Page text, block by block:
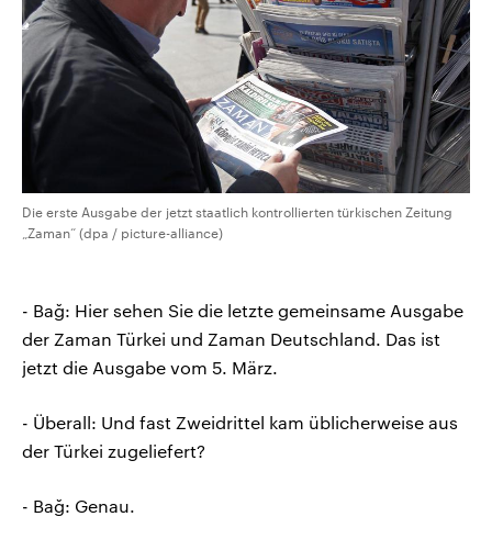
Die erste Ausgabe der jetzt staatlich kontrollierten türkischen Zeitung
„Zaman“ (dpa / picture-alliance)
- Bağ: Hier sehen Sie die letzte gemeinsame Ausgabe
der Zaman Türkei und Zaman Deutschland. Das ist
jetzt die Ausgabe vom 5. März.
- Überall: Und fast Zweidrittel kam üblicherweise aus
der Türkei zugeliefert?
- Bağ: Genau.